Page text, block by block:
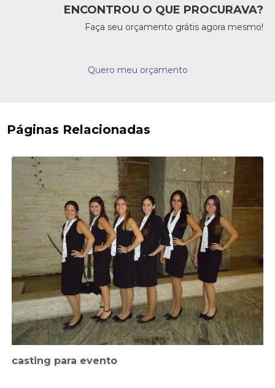
ENCONTROU O QUE PROCURAVA?
Faça seu orçamento grátis agora mesmo!
Quero meu orçamento
Páginas Relacionadas
casting para evento